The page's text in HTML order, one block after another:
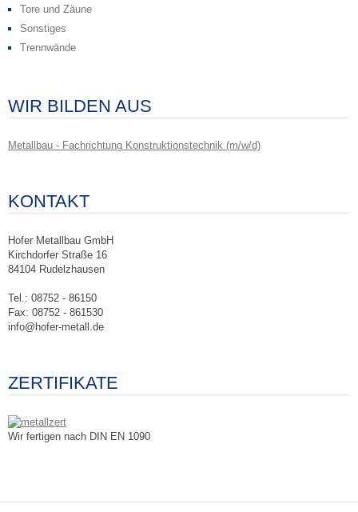
Tore und Zäune
Sonstiges
Trennwände
WIR BILDEN AUS
Metallbau - Fachrichtung Konstruktionstechnik (m/w/d)
KONTAKT
Hofer Metallbau GmbH
Kirchdorfer Straße 16
84104 Rudelzhausen
Tel.: 08752 - 86150
Fax: 08752 - 861530
info@hofer-metall.de
ZERTIFIKATE
Wir fertigen nach DIN EN 1090